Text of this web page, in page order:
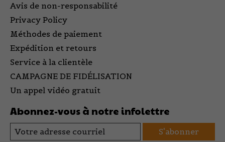
Avis de non-responsabilité
Privacy Policy
Méthodes de paiement
Expédition et retours
Service à la clientèle
CAMPAGNE DE FIDÉLISATION
Un appel vidéo gratuit
Abonnez-vous à notre infolettre
S'abonner